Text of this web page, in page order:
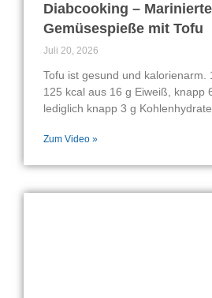
Diabcooking – Marinierte
Gemüsespieße mit Tofu
Juli 20, 2026
Tofu ist gesund und kalorienarm.
125 kcal aus 16 g Eiweiß, knapp
lediglich knapp 3 g Kohlenhydrate.
Zum Video »